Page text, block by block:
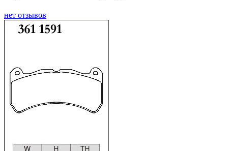
нет отзывов